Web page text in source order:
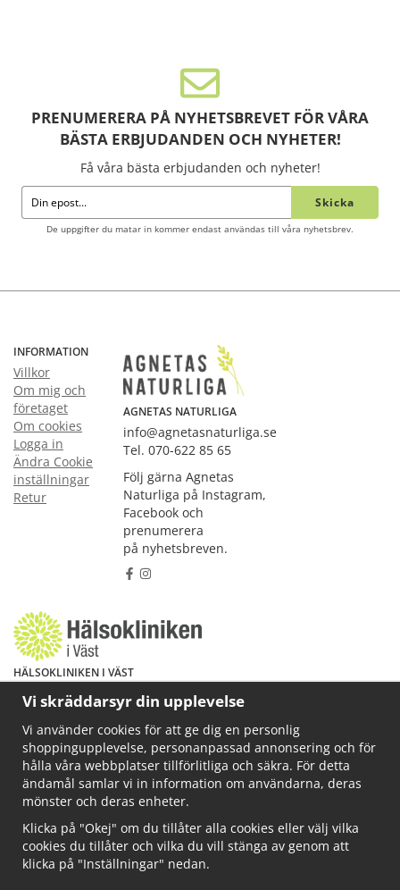
PRENUMERERA PÅ NYHETSBREVET FÖR VÅRA
BÄSTA ERBJUDANDEN OCH NYHETER!
Få våra bästa erbjudanden och nyheter!
Skicka
De uppgifter du matar in kommer endast användas till våra nyhetsbrev.
INFORMATION
Villkor
Om mig och
företaget
Om cookies
Logga in
Ändra Cookie
inställningar
Retur
AGNETAS NATURLIGA
info@agnetasnaturliga.se
Tel. 070-622 85 65
Följ gärna Agnetas
Naturliga på Instagram,
Facebook och
prenumerera
på nyhetsbreven.
HÄLSOKLINIKEN I VÄST
Har du hälsoproblem? Fråga mig!
info@ahkliniken.se eller ring 070-622 85 65
Läs gärna mer på www.ahkliniken.se
Vi skräddarsyr din upplevelse
Vi använder cookies för att ge dig en personlig
shoppingupplevelse, personanpassad annonsering och för
hålla våra webbplatser tillförlitliga och säkra. För detta
ändamål samlar vi in information om användarna, deras
mönster och deras enheter.
Klicka på "Okej" om du tillåter alla cookies eller välj vilka
cookies du tillåter och vilka du vill stänga av genom att
klicka på "Inställningar" nedan.